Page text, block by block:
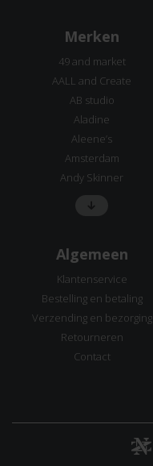
Merken
49 and market
AALL and Create
AB studio
Aladine
Aleene’s
Amsterdam
Andy Skinner
Algemeen
Klantenservice
Bestelling en betaling
Verzending en bezorging
Retourneren
Contact